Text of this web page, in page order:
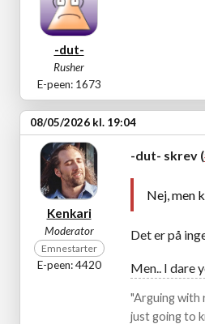
-dut-
Rusher
E-peen: 1673
08/05/2026 kl. 19:04
Kenkari
Moderator
Emnestarter
E-peen: 4420
-dut- skrev (
Nej, men
Det er på
Men.. I dare
"Arguing with
just going to